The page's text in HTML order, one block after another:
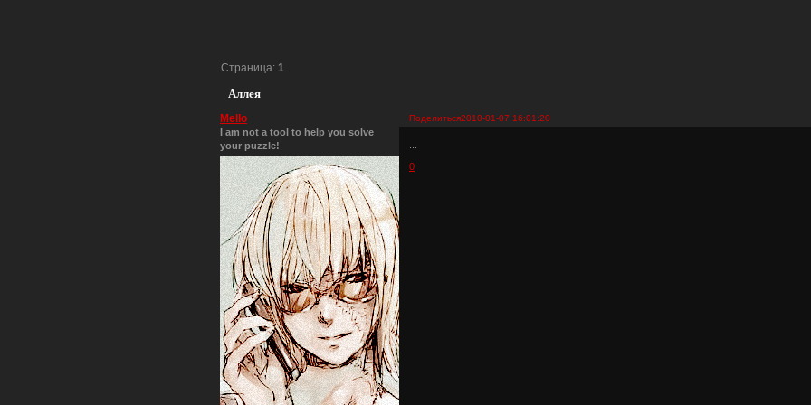
Аллея
Страница: 1
Поделиться2010-01-07 16:01:20
Mello
I am not a tool to help you solve
your puzzle!
0